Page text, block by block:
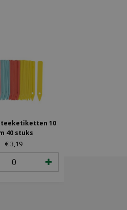
10
40 stuks
€3,19